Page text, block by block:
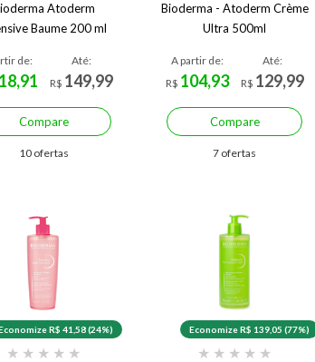
Atoderm
Baume 200 ml
de:
Até:
R$ 149,99
Compare
10 ofertas
Bioderma - Atoderm Crème
Ultra 500ml
A partir de:
R$ 104,93
Até:
R$ 129,99
Compare
7 ofertas
R$ 41,58 (24%)
★ ★ ★ ★ ★
Economize R$ 139,05 (77%)
★ ★ ★ ★ ★